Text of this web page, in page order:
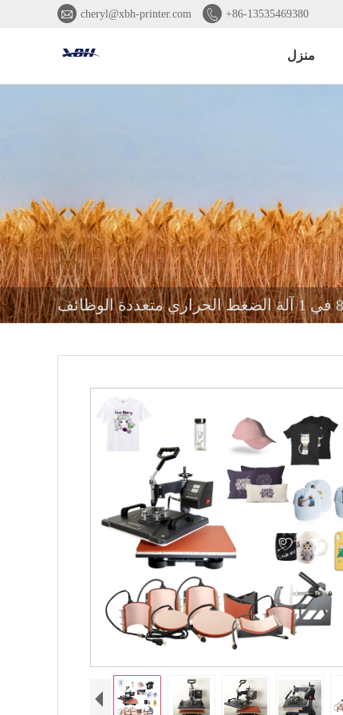
 cheryl@xbh-printer.com  +86-13535469380
منزل